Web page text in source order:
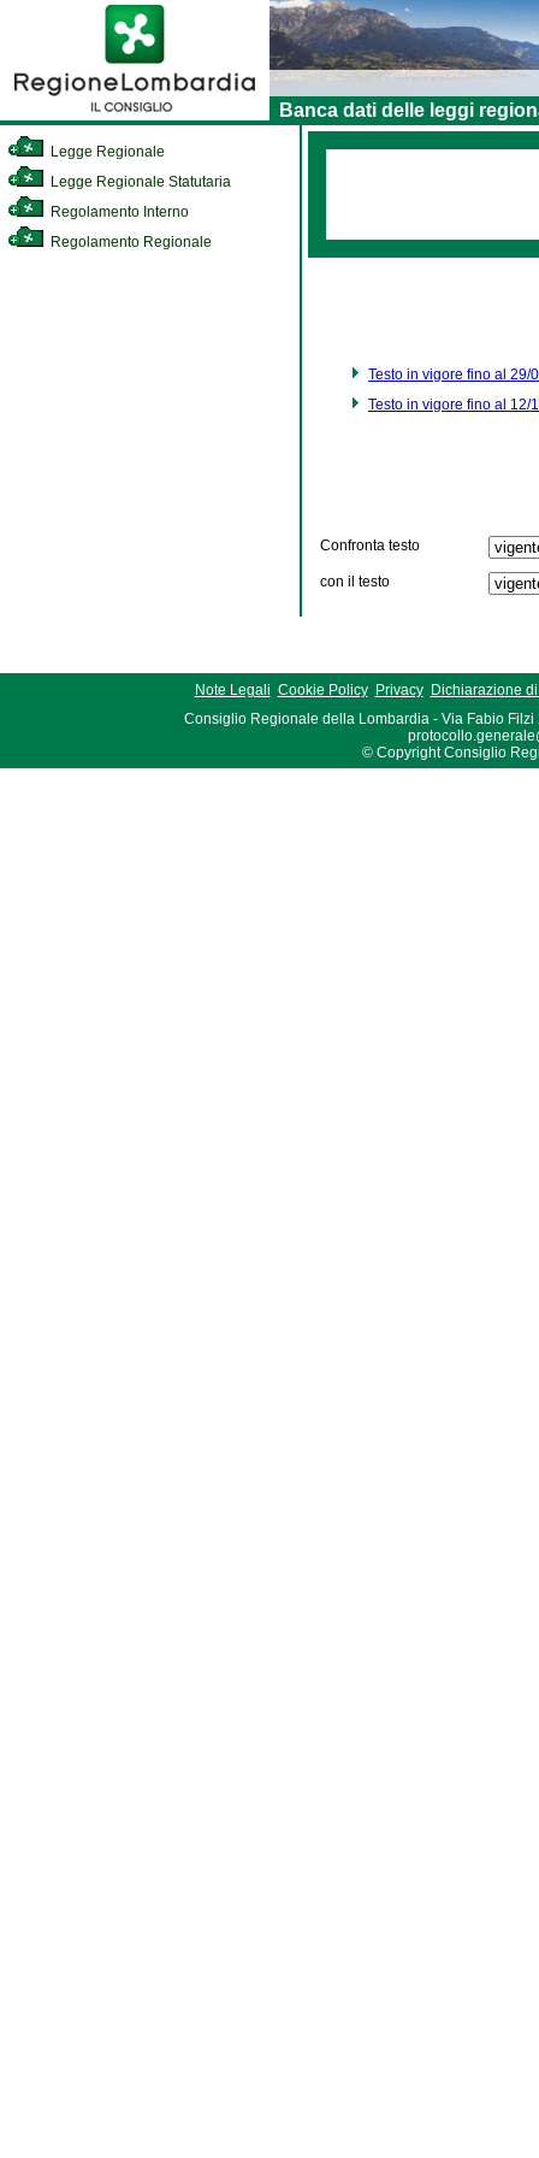
Banca dati delle leggi
Legge Regionale
Legge Regionale Statutaria
Regolamento Interno
Regolamento Regionale
Testo in vigore fino al 29/
Testo in vigore fino al 12/
Confronta testo
con il testo
Note Legali Cookie Policy Privacy
Dichiarazione
Consiglio Regionale della Lombardia - Via Fabio Filzi
© Copyright Consiglio